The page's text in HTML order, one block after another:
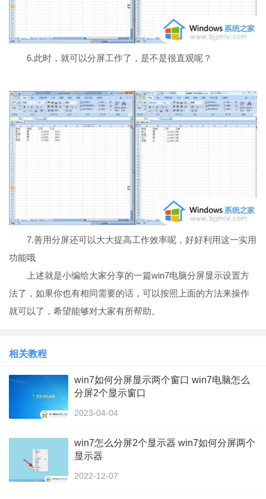
6.此时，就可以分屏工作了，是不是很直观呢？
7.善用分屏还可以大大提高工作效率呢，好好利用这一实用
功能哦
上述就是小编给大家分享的一篇win7电脑分屏显示设置方
法了，如果你也有相同需要的话，可以按照上面的方法来操作
就可以了，希望能够对大家有所帮助。
相关教程
win7如何分屏显示两个窗口 win7电脑怎么
分屏2个显示窗口
2023-04-04
win7怎么分屏2个显示器 win7如何分屏两个
显示器
2022-12-07